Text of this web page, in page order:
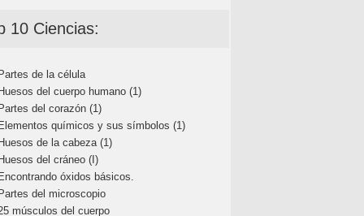
10 Ciencias:
de la célula
del cuerpo humano (1)
del corazón (1)
químicos y sus símbolos (1)
de la cabeza (1)
del cráneo (I)
óxidos básicos.
del microscopio
músculos del cuerpo